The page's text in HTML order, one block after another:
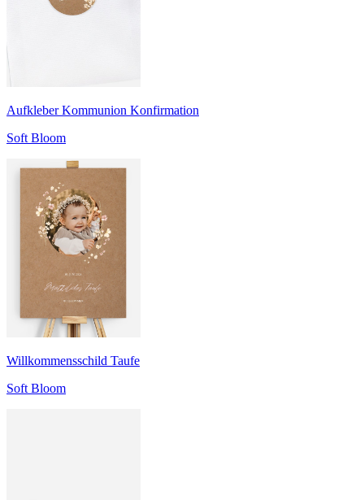
Aufkleber Kommunion Konfirmation
Soft Bloom
Willkommensschild Taufe
Soft Bloom